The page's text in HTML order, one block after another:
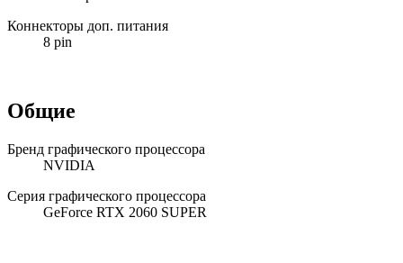
Коннекторы доп. питания
8 pin
Общие
Бренд графического процессора
NVIDIA
Серия графического процессора
GeForce RTX 2060 SUPER